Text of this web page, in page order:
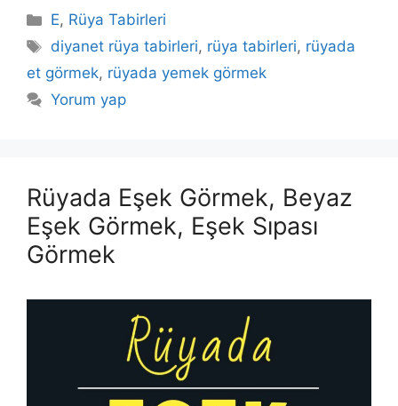
Kategoriler
E, Rüya Tabirleri
Etiketler
diyanet rüya tabirleri, rüya tabirleri, rüyada
et görmek, rüyada yemek görmek
Yorum yap
Rüyada Eşek Görmek, Beyaz
Eşek Görmek, Eşek Sıpası
Görmek